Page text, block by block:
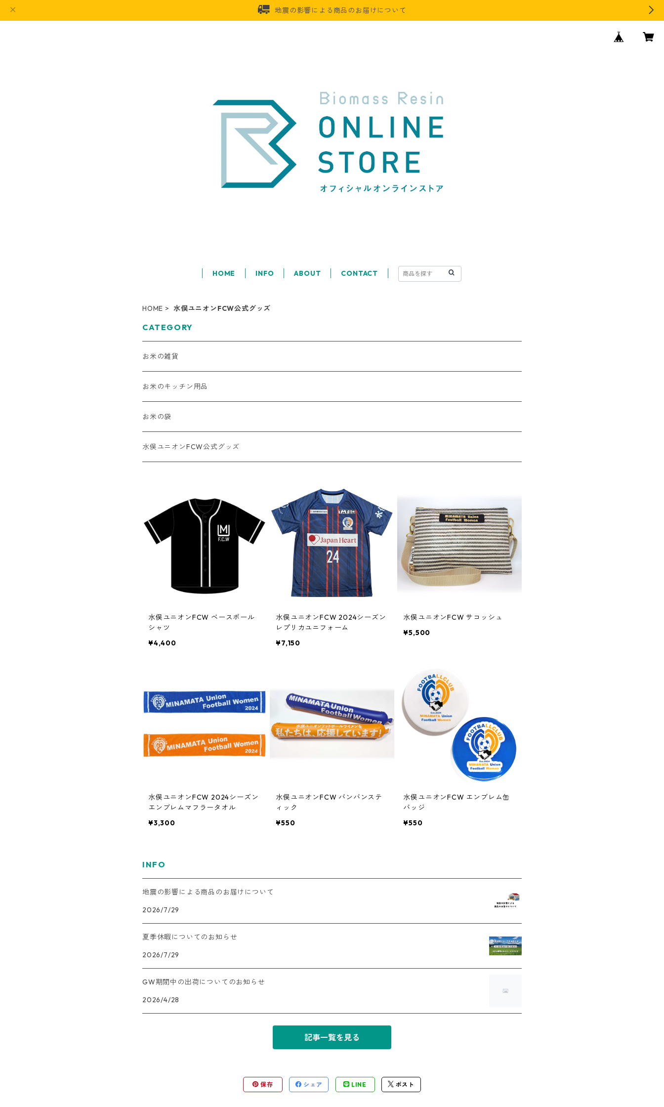
地震の影響による商品のお届けについて
HOME INFO ABOUT CONTACT
HOME 水俣ユニオンFCW公式グッズ
CATEGORY
お米の雑貨
お米のキッチン用品
お米の袋
水俣ユニオンFCW公式グッズ
水俣ユニオンFCW ベースボール
シャツ
¥4,400
水俣ユニオンFCW 2024シーズン
レプリカユニフォーム
¥7,150
水俣ユニオンFCW サコッシュ
¥5,500
水俣ユニオンFCW 2024シーズン
エンブレムマフラータオル
¥3,300
水俣ユニオンFCW バンバンステ
ィック
¥550
水俣ユニオンFCW エンブレム缶
バッジ
¥550
INFO
地震の影響による商品のお届けについて
2026/7/29
夏季休暇についてのお知らせ
2026/7/29
GW期間中の出荷についてのお知らせ
2026/4/28
記事一覧を見る
保存 シェア LINE ポスト